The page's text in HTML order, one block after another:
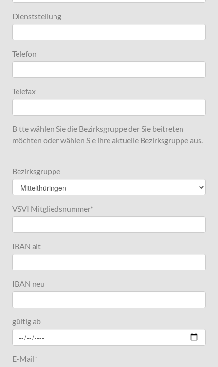
Dienststellung
Telefon
Telefax
Bitte wählen Sie die Bezirksgruppe der Sie beitreten
möchten oder wählen Sie ihre aktuelle Bezirksgruppe aus.
Bezirksgruppe
VSVI Mitgliedsnummer*
IBAN alt
IBAN neu
gültig ab
E-Mail*